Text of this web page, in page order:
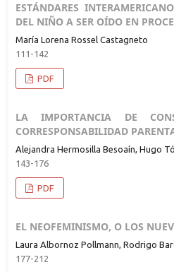
ESTÁNDARES
DEL NIÑO A SER OÍDO EN
María Lorena Rossel Castagneto
111-142
PDF
LA IMPORTANCIA DE
CORRESPONSABILIDAD
Alejandra Hermosilla Besoaín, Hugo
143-176
PDF
EL NEOFEMINISMO, O LOS
Laura Albornoz Pollmann, Rodrigo
177-212